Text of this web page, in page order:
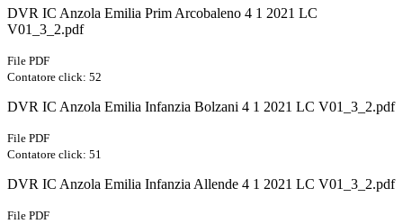
DVR IC Anzola Emilia Prim Arcobaleno 4 1 2021 LC
V01_3_2.pdf
File PDF
Contatore click: 52
DVR IC Anzola Emilia Infanzia Bolzani 4 1 2021 LC V01_3_2.pdf
File PDF
Contatore click: 51
DVR IC Anzola Emilia Infanzia Allende 4 1 2021 LC V01_3_2.pdf
File PDF